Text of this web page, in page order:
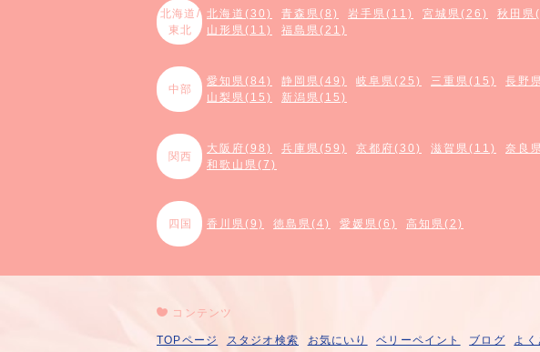
北海道/
東北
北海道(30) 青森県(8) 岩手県(11) 宮城県(26)
秋田県
山形県(11)
福島県(21)
中部
愛知県(84) 静岡県(49) 岐阜県(25) 三重県(15)
長野
山梨県(15)
新潟県(15)
関西
大阪府(98) 兵庫県(59) 京都府(30) 滋賀県(11)
奈良
和歌山県(7)
四国 香川県(9) 徳島県(4) 愛媛県(6) 高知県(2)
コンテンツ
TOPページ スタジオ検索 お気にいり ベリーペイント ブログ よく